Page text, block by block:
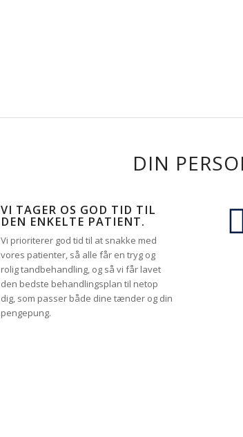
DIN
VI TAGER OS GOD TID TIL
DEN ENKELTE PATIENT.
Vi prioriterer god tid til at snakke med
vores patienter, så alle får en tryg og
rolig tandbehandling, og så vi får lavet
den bedste behandlingsplan til netop
dig, som passer både dine tænder og din
pengepung.